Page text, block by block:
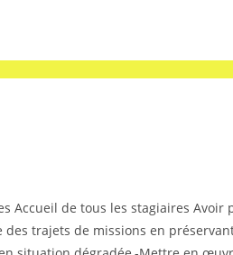
Accueil de tous les stagiaires Avoir
trajets de missions en